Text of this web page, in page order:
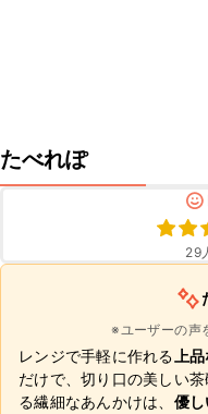
たべれぽ
29
※ユーザーの声
レンジで手軽に作れる 上
だけで、切り口の美しい
る繊細なあんかけは、 優